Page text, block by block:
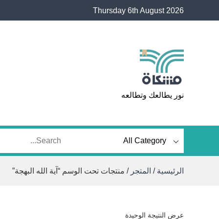
Thursday 6th August 2026
مشكاة
نور يطالعك وتطالعه
الرئيسية / المتجر / منتجات تحت الوسم “آية الله البهجة”
عرض النتيجة الوحيدة